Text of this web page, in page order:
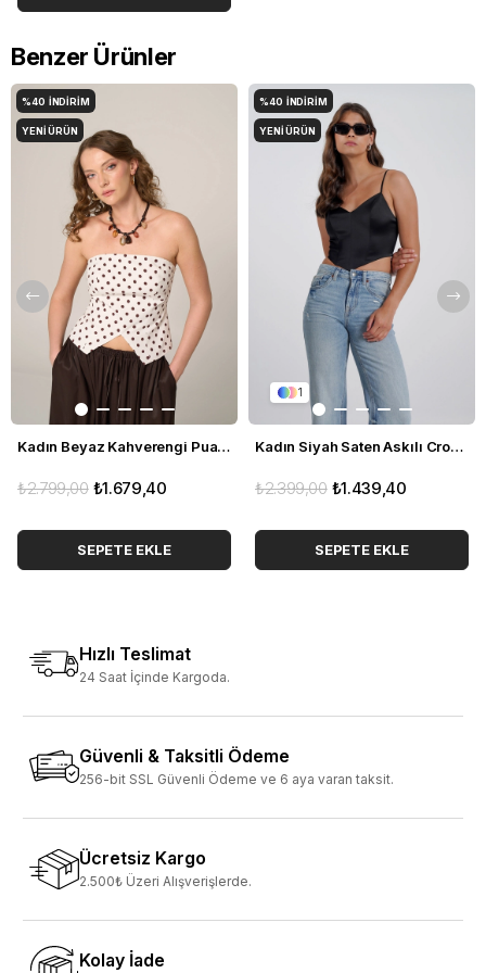
Benzer Ürünler
Kadın Beyaz Kahverengi Puantiyeli Büstiyer
₺1.679,40
₺2.799,00
SEPETE EKLE
%40 İNDIRIM
YENI ÜRÜN
1
Kadın Siyah Saten Askılı Crop Büstiyer
₺1.439,40
₺2.399,00
SEPETE EKLE
%40 İNDIRIM
YENI ÜRÜN
Hızlı Teslimat
24 Saat İçinde Kargoda.
Güvenli & Taksitli Ödeme
256-bit SSL Güvenli Ödeme ve 6 aya varan taksit.
Ücretsiz Kargo
2.500₺ Üzeri Alışverişlerde.
Kolay İade